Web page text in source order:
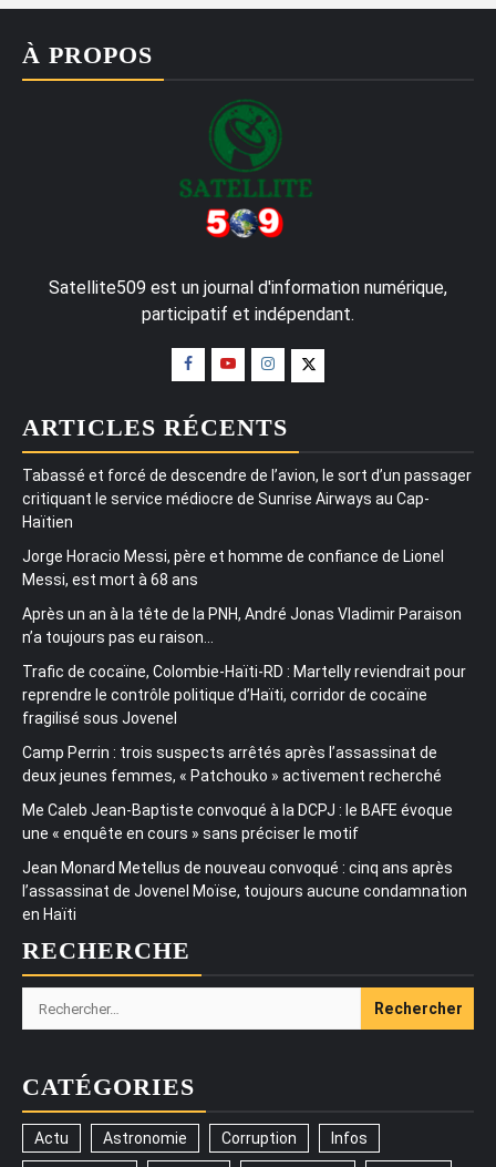
À PROPOS
Satellite509 est un journal d'information numérique,
participatif et indépendant.
ARTICLES RÉCENTS
Tabassé et forcé de descendre de l’avion, le sort d’un passager
critiquant le service médiocre de Sunrise Airways au Cap-
Haïtien
Jorge Horacio Messi, père et homme de confiance de Lionel
Messi, est mort à 68 ans
Après un an à la tête de la PNH, André Jonas Vladimir Paraison
n’a toujours pas eu raison…
Trafic de cocaïne, Colombie-Haïti-RD : Martelly reviendrait pour
reprendre le contrôle politique d’Haïti, corridor de cocaïne
fragilisé sous Jovenel
Camp Perrin : trois suspects arrêtés après l’assassinat de
deux jeunes femmes, « Patchouko » activement recherché
Me Caleb Jean-Baptiste convoqué à la DCPJ : le BAFE évoque
une « enquête en cours » sans préciser le motif
Jean Monard Metellus de nouveau convoqué : cinq ans après
l’assassinat de Jovenel Moïse, toujours aucune condamnation
en Haïti
RECHERCHE
Rechercher :
CATÉGORIES
Actu Astronomie Corruption Infos